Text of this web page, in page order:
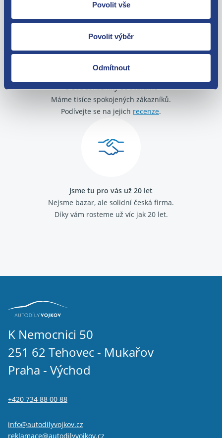
Povolit vše
Povolit výběr
Odmítnout
zakoupení. Nebo vám pošleme náhradu.
O své zákazníky se staráme
Máme tisíce spokojených zákazníků.
Podívejte se na jejich recenze.
Jsme tu pro vás už 20 let
Nejsme bazar, ale solidní česká firma.
Díky vám rosteme už víc jak 20 let.
K Nemocnici 50
251 62 Tehovec - Mukařov
Praha - Východ
+420 734 88 00 88
info@autodilyvojkov.cz
reklamace@autodilyvojkov.cz